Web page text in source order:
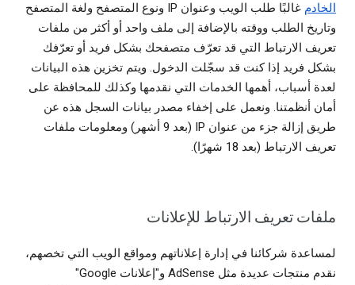
الخادم
غالبًا طلب الويب وعنوان IP ونوع المتصفح ولغة المتصفح
وتاريخ الطلب ووقته بالإضافة إلى ملف واحد أو أكثر من ملفات
تعريف الارتباط التي قد تعرّف متصفحك بشكل فريد أو تعرّفك
بشكل فريد إذا كنت قد سجّلت الدخول. ويتم تخزين هذه البيانات
لعدة أسباب، أهمها الخدمات التي نقدمها وكذلك للمحافظة على
أمان أنظمتنا. ونعمل على إخفاء مصدر بيانات السجل هذه عن
طريق إزالة جزء من عنوان IP (بعد 9 أشهر) ومعلومات ملفات
تعريف الارتباط (بعد 18 شهرًا).
ملفات تعريف الارتباط للإعلانات
لمساعدة شركائنا في إدارة إعلاناتهم ومواقع الويب التي تخصهم،
نقدم منتجات عديدة مثل AdSense و"إعلانات Google"